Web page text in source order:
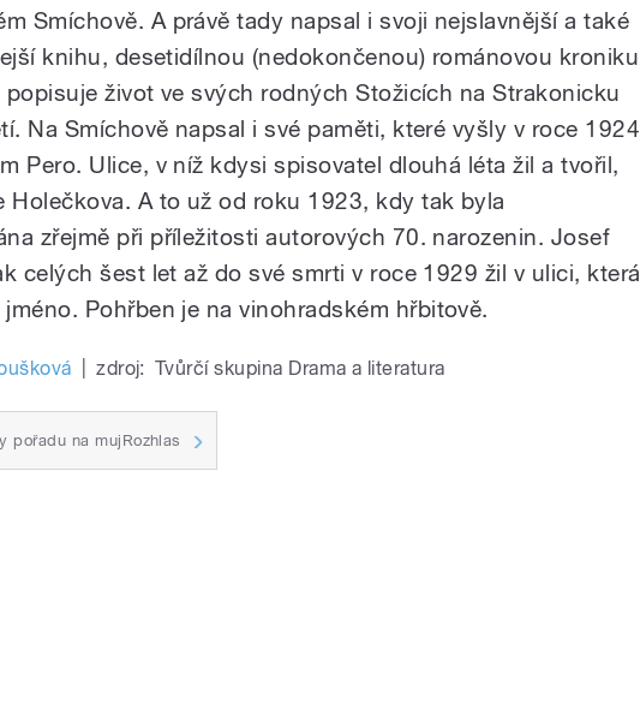
Smíchově. A právě tady napsal i svoji nejslavnější a také
knihu, desetidílnou (nedokončenou) románovou kroniku
popisuje život ve svých rodných Stožicích na Strakonicku
Na Smíchově napsal i své paměti, které vyšly v roce 1924
Pero. Ulice, v níž kdysi spisovatel dlouhá léta žil a tvořil,
Holečkova. A to už od roku 1923, kdy tak byla
zřejmě při příležitosti autorových 70. narozenin. Josef
celých šest let až do své smrti v roce 1929 žil v ulici, která
jméno. Pohřben je na vinohradském hřbitově.
zdroj: Tvůrčí skupina Drama a literatura
pořadu na mujRozhlas